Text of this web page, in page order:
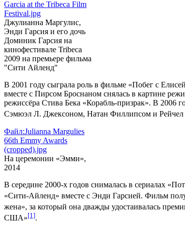
Garcia at the Tribeca Film
Festival.jpg
Джулианна Маргулис,
Энди Гарсия и его дочь
Доминик Гарсия на
кинофестивале Tribeca
2009 на премьере фильма
"Сити Айленд"
В 2001 году сыграла роль в фильме «Побег с
вместе с Пирсом Броснаном снялась в картине
режиссёра Стива Бека «Корабль-призрак». В 2006
Сэмюэл Л. Джексоном, Натан Филлипсом и
Файл:Julianna Margulies
66th Emmy Awards
(cropped).jpg
На церемонии «Эмми»,
2014
В середине 2000-х годов снималась в сериалах «
«Сити-Айленд» вместе с Энди Гарсией. Фильм
жена», за который она дважды удостаивалась
США»[1].